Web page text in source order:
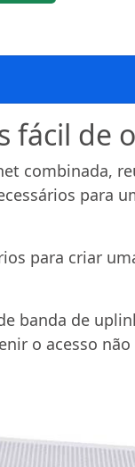
fácil de
combinada,
para
para criar
banda de
o acesso